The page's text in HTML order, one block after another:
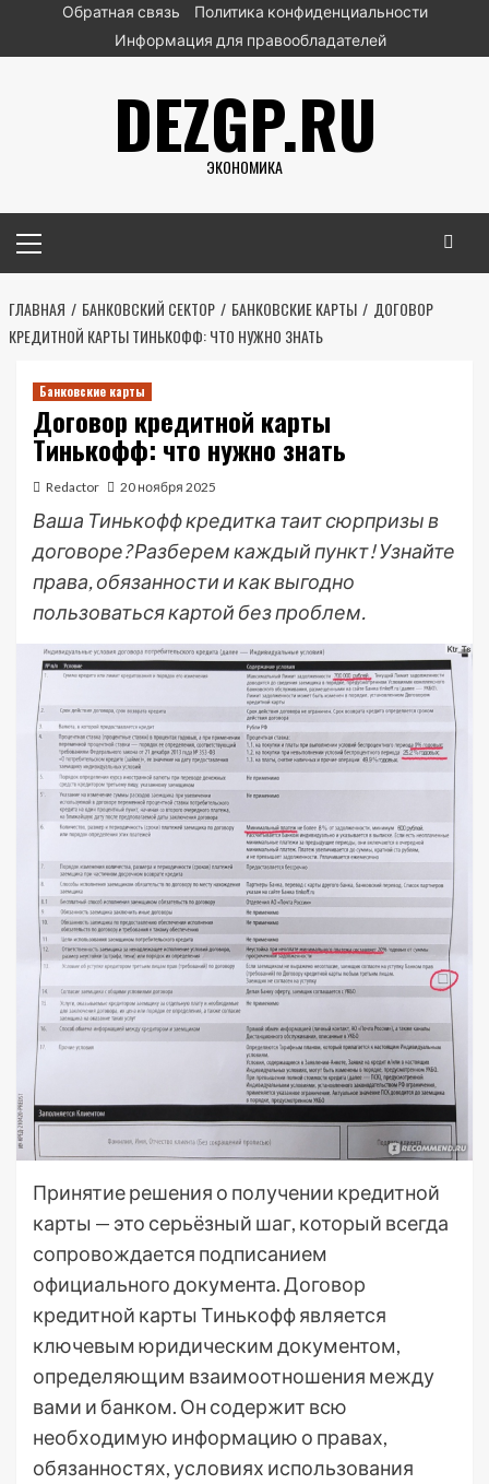
ПерейтиОбратная связь
Политика конфиденциальности
Информация для правообладателей
DEZGP.RU
ЭКОНОМИКА
меню
ГЛАВНАЯ БАНКОВСКИЙ СЕКТОР БАНКОВСКИЕ КАРТЫ
ДОГОВОР
КРЕДИТНОЙ КАРТЫ ТИНЬКОФФ: ЧТО НУЖНО ЗНАТЬ
Банковские карты
Договор кредитной карты
Тинькофф: что нужно знать
Redactor 20 ноября 2025
Ваша Тинькофф кредитка таит сюрпризы в
договоре? Разберем каждый пункт! Узнайте
права, обязанности и как выгодно
пользоваться картой без проблем.
Принятие решения о получении кредитной
карты — это серьёзный шаг, который всегда
сопровождается подписанием
официального документа. Договор
кредитной карты Тинькофф является
ключевым юридическим документом,
определяющим взаимоотношения между
вами и банком. Он содержит всю
необходимую информацию о правах,
обязанностях, условиях использования